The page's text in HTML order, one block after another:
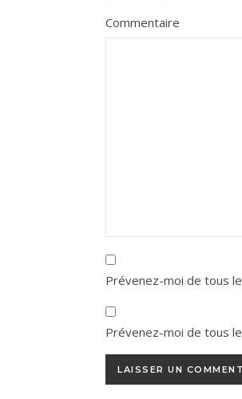
Commentaire
Prévenez-moi de tous
Prévenez-moi de tous